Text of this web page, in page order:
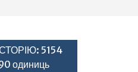
5154
одиниць